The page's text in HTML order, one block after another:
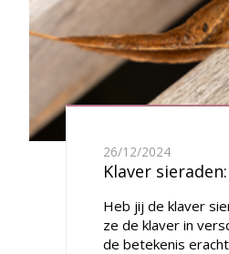
26/12/2024
Klaver
Heb jij de klaver
ze de klaver in
de betekenis